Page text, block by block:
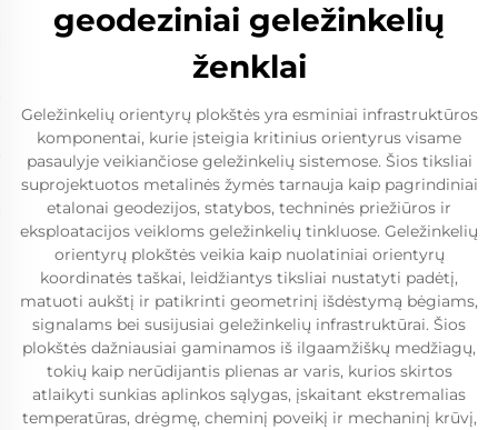
geodeziniai geležinkelių
ženklai
Geležinkelių orientyrų plokštės yra esminiai infrastruktūros
komponentai, kurie įsteigia kritinius orientyrus visame
pasaulyje veikiančiose geležinkelių sistemose. Šios tiksliai
suprojektuotos metalinės žymės tarnauja kaip pagrindiniai
etalonai geodezijos, statybos, techninės priežiūros ir
eksploatacijos veikloms geležinkelių tinkluose. Geležinkelių
orientyrų plokštės veikia kaip nuolatiniai orientyrų
koordinatės taškai, leidžiantys tiksliai nustatyti padėtį,
matuoti aukštį ir patikrinti geometrinį išdėstymą bėgiams,
signalams bei susijusiai geležinkelių infrastruktūrai. Šios
plokštės dažniausiai gaminamos iš ilgaamžiškų medžiagų,
tokių kaip nerūdijantis plienas ar varis, kurios skirtos
atlaikyti sunkias aplinkos sąlygas, įskaitant ekstremalias
temperatūras, drėgmę, cheminį poveikį ir mechaninį krūvį,